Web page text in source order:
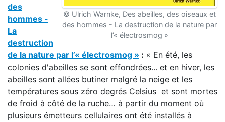
© Ulrich Warnke, Des abeilles, des oiseaux et
des hommes - La destruction de la nature par
l’« électrosmog »
des
hommes -
La
destruction
de la nature par l’« électrosmog » : « En été, les
colonies d'abeilles se sont effondrées... et en hiver, les
abeilles sont allées butiner malgré la neige et les
températures sous zéro degrés Celsius et sont mortes
de froid à côté de la ruche… à partir du moment où
plusieurs émetteurs cellulaires ont été installés à